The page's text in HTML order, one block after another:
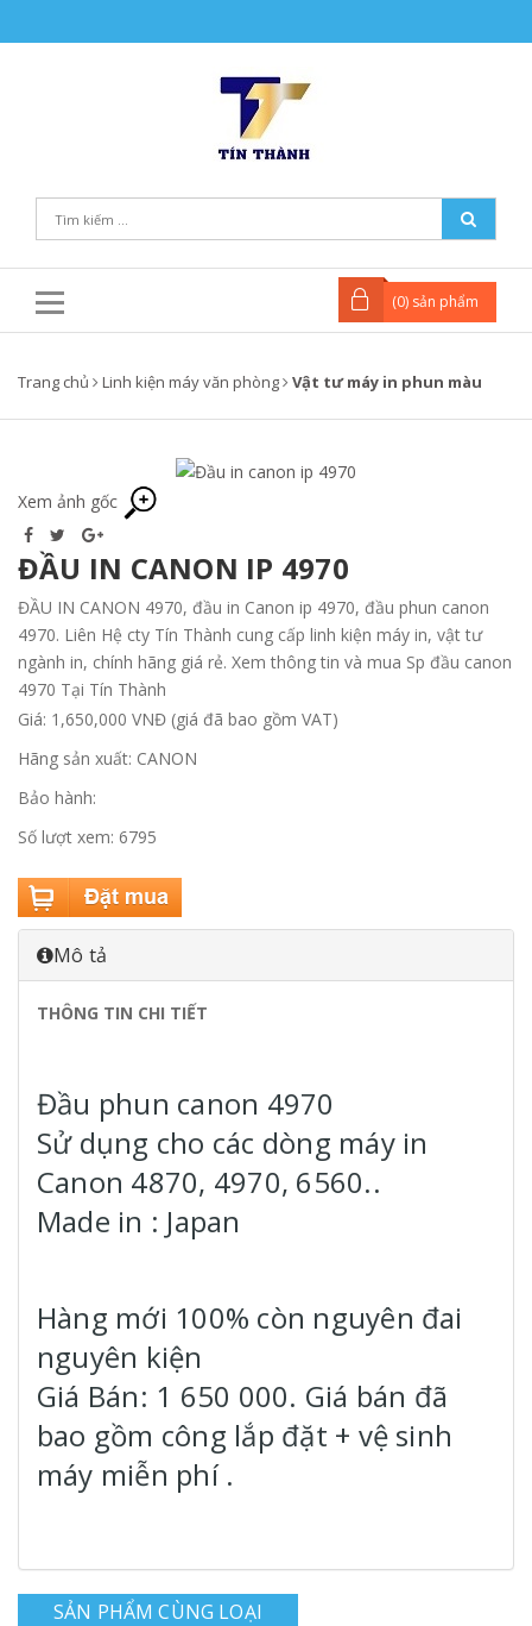
(0) sản phẩm
Trang chủ Linh kiện máy văn phòng Vật tư máy in phun màu
Xem ảnh gốc
ĐẦU IN CANON IP 4970
ĐẦU IN CANON 4970, đầu in Canon ip 4970, đầu phun canon
4970. Liên Hệ cty Tín Thành cung cấp linh kiện máy in, vật tư
ngành in, chính hãng giá rẻ. Xem thông tin và mua Sp đầu canon
4970 Tại Tín Thành
Giá: 1,650,000 VNĐ (giá đã bao gồm VAT)
Hãng sản xuất: CANON
Bảo hành:
Số lượt xem: 6795
Mô tả
THÔNG TIN CHI TIẾT
Đầu phun canon 4970
Sử dụng cho các dòng máy in
Canon 4870, 4970, 6560..
Made in : Japan
Hàng mới 100% còn nguyên đai
nguyên kiện
Giá Bán: 1 650 000. Giá bán đã
bao gồm công lắp đặt + vệ sinh
máy miễn phí .
SẢN PHẨM CÙNG LOẠI